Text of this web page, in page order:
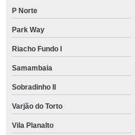
P Norte
Park Way
Riacho Fundo I
Samambaia
Sobradinho II
Varjão do Torto
Vila Planalto